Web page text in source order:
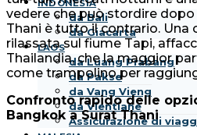
INDONESIA
da Bali
da Giacarta
LAOS
da Luang Prabang
da Pakse
da Vang Vieng
da Vientiane
Assicurazione di
vedere che può stordire dopo
Thani è tutto il contrario. Una
rilassata sul fiume Tapi,
Thailandia, che la maggior
come trampolino per
Confronto rapido delle
Bangkok a Surat Thani